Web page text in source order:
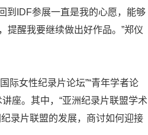
到IDF参展一直是我的心愿，能够
提醒我要继续做出好作品。”郑仪
际女性纪录片论坛”“青年学者论
座。其中，“亚洲纪录片联盟学术
录片联盟的发展，商讨如何迎接